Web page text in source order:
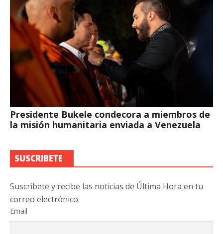
Presidente Bukele condecora a miembros de
la misión humanitaria enviada a Venezuela
SUSCRIBETE
Suscribete y recibe las noticias de Última Hora en tu
correo electrónico.
Email